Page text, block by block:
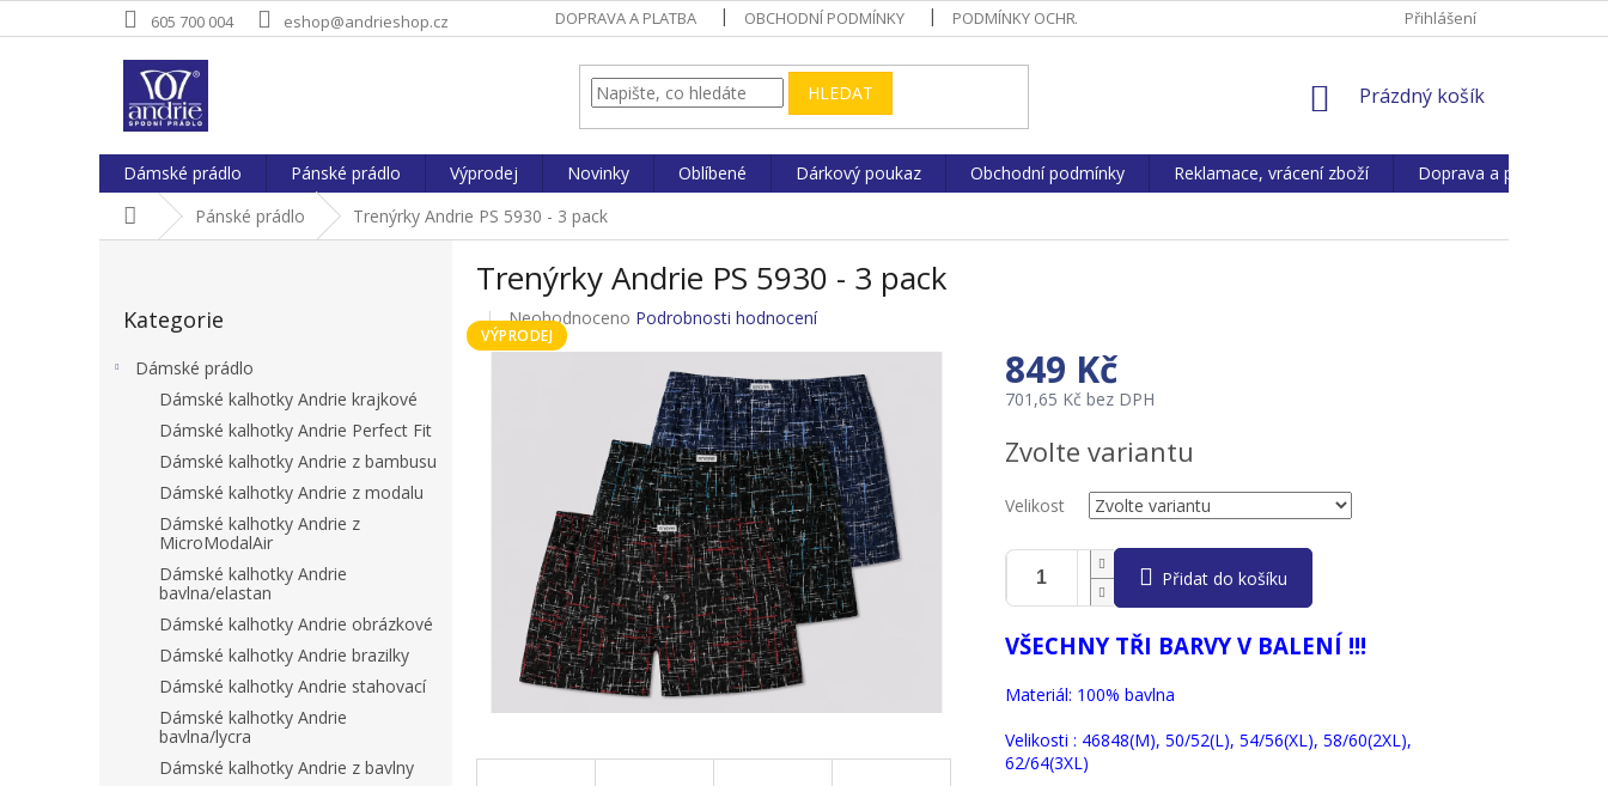
na
605 700 004 eshop@andrieshop.cz DOPRAVA A PLATBA OBCHODNÍ PODMÍNKY PODMÍNKY OCHRANY OS. ÚDAJŮ REKLAMACE, VRÁCENÍ ZBOŽÍPřihlášení
HLEDAT
NÁKUPNÍ
Prázdný košík
Dámské prádlo Pánské prádlo Výprodej Novinky Oblíbené Dárkový poukaz Obchodní podmínky Reklamace, vrácení zboží Doprava a platba
Domů Pánské prádlo Trenýrky Andrie PS 5930 - 3 pack
kategorie
Kategorie
Dámské prádlo
Dámské kalhotky Andrie krajkové
Dámské kalhotky Andrie Perfect Fit
Dámské kalhotky Andrie z bambusu
Dámské kalhotky Andrie z modalu
Dámské kalhotky Andrie z
MicroModalAir
Dámské kalhotky Andrie
bavlna/elastan
Dámské kalhotky Andrie obrázkové
Dámské kalhotky Andrie brazilky
Dámské kalhotky Andrie stahovací
Dámské kalhotky Andrie
bavlna/lycra
Dámské kalhotky Andrie z bavlny
Trenýrky Andrie PS 5930 - 3 pack
VÝPRODEJ
Průměrné
hodnocení
Neohodnoceno Podrobnosti hodnocení
849 Kč
701,65 Kč bez DPH
cena:
Zvolte variantu
Velikost
Přidat do košíku
VŠECHNY TŘI BARVY V BALENÍ !!!
Materiál: 100% bavlna
Velikosti : 46848(M), 50/52(L), 54/56(XL), 58/60(2XL),
62/64(3XL)